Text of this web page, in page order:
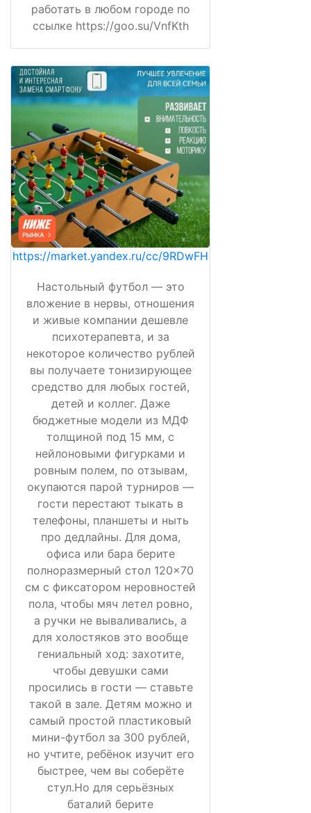
работать в любом городе по
ссылке https://goo.su/VnfKth
https://market.yandex.ru/cc/9RDwFH
Настольный футбол — это
вложение в нервы, отношения
и живые компании дешевле
психотерапевта, и за
некоторое количество рублей
вы получаете тонизирующее
средство для любых гостей,
детей и коллег. Даже
бюджетные модели из МДФ
толщиной под 15 мм, с
нейлоновыми фигурками и
ровным полем, по отзывам,
окупаются парой турниров —
гости перестают тыкать в
телефоны, планшеты и ныть
про дедлайны. Для дома,
офиса или бара берите
полноразмерный стол 120×70
см с фиксатором неровностей
пола, чтобы мяч летел ровно,
а ручки не вываливались, а
для холостяков это вообще
гениальный ход: захотите,
чтобы девушки сами
просились в гости — ставьте
такой в зале. Детям можно и
самый простой пластиковый
мини-футбол за 300 рублей,
но учтите, ребёнок изучит его
быстрее, чем вы соберёте
стул.Но для серьёзных
баталий берите